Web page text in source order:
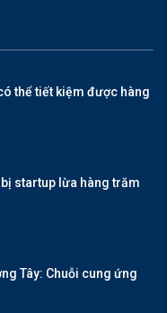
thể tiết kiệm được hàng
startup lừa hàng trăm
Tây: Chuỗi cung ứng